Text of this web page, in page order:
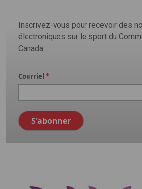
Inscrivez-vous pour recevoir des
électroniques sur le sport du
Canada
Courriel *